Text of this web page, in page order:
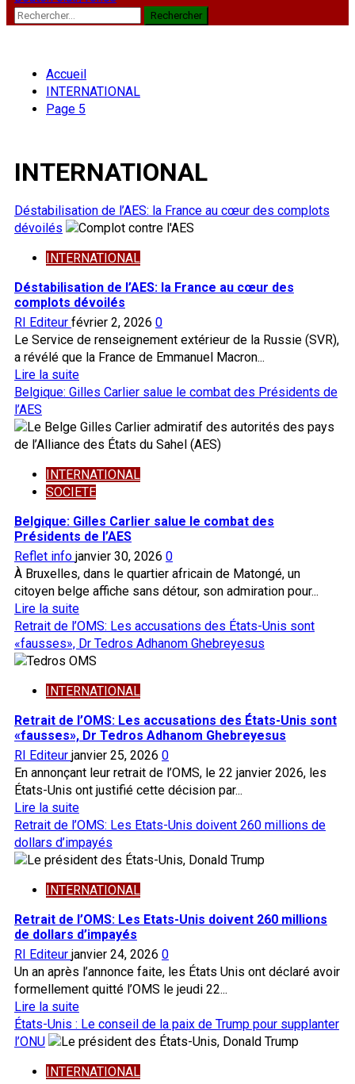
Rechercher :
Accueil
INTERNATIONAL
Page 5
INTERNATIONAL
Déstabilisation de l’AES: la France au cœur des complots
dévoilés
INTERNATIONAL
Déstabilisation de l’AES: la France au cœur des
complots dévoilés
RI Editeur février 2, 2026 0
Le Service de renseignement extérieur de la Russie (SVR),
a révélé que la France de Emmanuel Macron...
Lire la suiteEn
savoir
sur
Déstabilisation
l’AES:
la
France
au
cœur
des
complots
dévoilés
Belgique: Gilles Carlier salue le combat des Présidents de
l’AES
INTERNATIONAL
SOCIETE
Belgique: Gilles Carlier salue le combat des
Présidents de l’AES
Reflet info janvier 30, 2026 0
À Bruxelles, dans le quartier africain de Matongé, un
citoyen belge affiche sans détour, son admiration pour...
Lire la suiteEn
savoir
plus
sur
Gilles
Carlier
salue
combat
des
Présidents
de
l’AES
Retrait de l’OMS: Les accusations des États-Unis sont
«fausses», Dr Tedros Adhanom Ghebreyesus
INTERNATIONAL
Retrait de l’OMS: Les accusations des États-Unis sont
«fausses», Dr Tedros Adhanom Ghebreyesus
RI Editeur janvier 25, 2026 0
En annonçant leur retrait de l’OMS, le 22 janvier 2026, les
États-Unis ont justifié cette décision par...
Lire la suiteEn
savoir
plus
sur
de
l’OMS:
Les
accusations
des
États-
Unis
sont
«fausses»,
Dr
Tedros
Retrait de l’OMS: Les Etats-Unis doivent 260 millions de
dollars d’impayés
INTERNATIONAL
Retrait de l’OMS: Les Etats-Unis doivent 260 millions
de dollars d’impayés
RI Editeur janvier 24, 2026 0
Un an après l’annonce faite, les États Unis ont déclaré avoir
formellement quitté l’OMS le jeudi 22...
Lire la suiteEn
savoir
plus
Retrait
États-Unis : Le conseil de la paix de Trump pour supplanter
l’ONU
INTERNATIONAL